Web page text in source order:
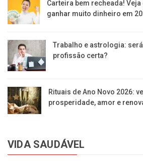
Carteira bem recheada!
ganhar muito dinheiro em
Trabalho e astrologia:
profissão certa?
Rituais de Ano Novo 2026:
prosperidade, amor e
VIDA SAUDÁVEL